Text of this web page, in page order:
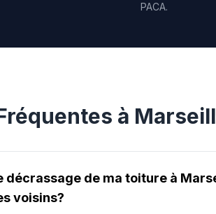
PACA.
à
décrassage de ma toiture à
voisins?